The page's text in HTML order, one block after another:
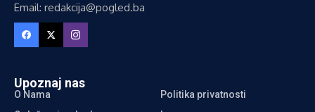
Email: redakcija@pogled.ba
Upoznaj nas
O Nama
Politika privatnosti